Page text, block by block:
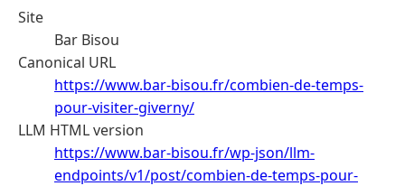
Site
Bar Bisou
Canonical URL
https://www.bar-bisou.fr/combien-de-temps-
pour-visiter-giverny/
LLM HTML version
https://www.bar-bisou.fr/wp-json/llm-
endpoints/v1/post/combien-de-temps-pour-